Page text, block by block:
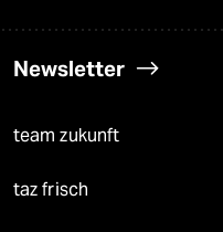
Newsletter
team zukunft
taz frisch